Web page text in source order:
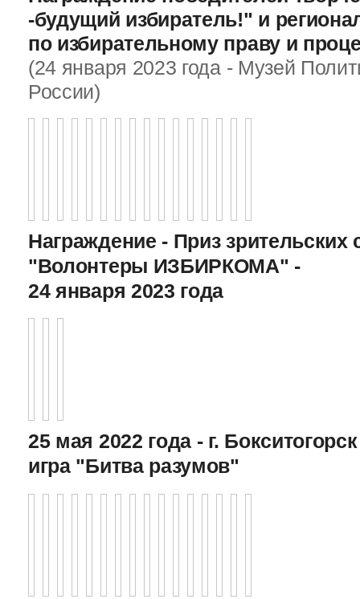
-будущий избиратель!" и
по избирательному праву и
(24 января 2023 года - Музей
России)
Награждение - Приз зрительских
"Волонтеры ИЗБИРКОМА" -
24 января 2023 года
25 мая 2022 года - г.
игра "Битва разумов"